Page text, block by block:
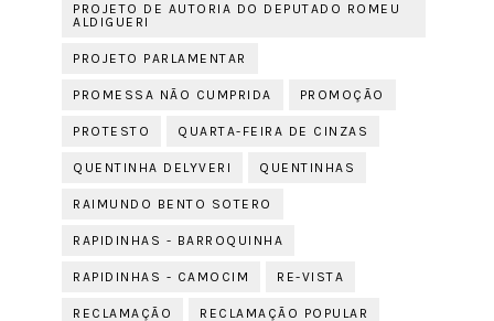
PROJETO DE AUTORIA DO DEPUTADO ROMEU
ALDIGUERI
PROJETO PARLAMENTAR
PROMESSA NÃO CUMPRIDA PROMOÇÃO
PROTESTO QUARTA-FEIRA DE CINZAS
QUENTINHA DELYVERI QUENTINHAS
RAIMUNDO BENTO SOTERO
RAPIDINHAS - BARROQUINHA
RAPIDINHAS - CAMOCIM RE-VISTA
RECLAMAÇÃO RECLAMAÇÃO POPULAR